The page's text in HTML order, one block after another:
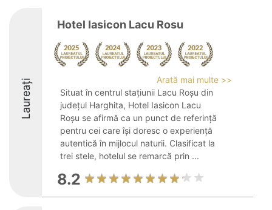
Laureați
Hotel Iasicon Lacu Rosu
Arată mai multe >>
Situat în centrul stațiunii Lacu Roșu din
județul Harghita, Hotel Iasicon Lacu
Roșu se afirmă ca un punct de referință
pentru cei care își doresc o experiență
autentică în mijlocul naturii. Clasificat la
trei stele, hotelul se remarcă prin ...
8.2